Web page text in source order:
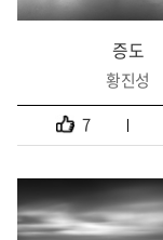
증도
황진성
7